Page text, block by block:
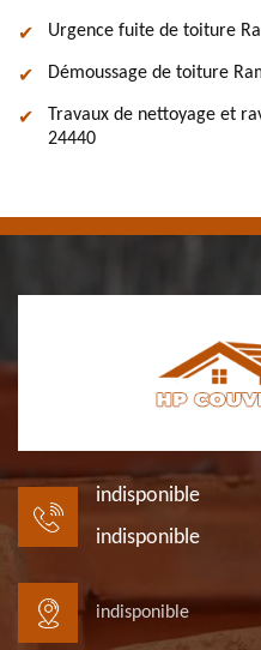
Urgence fuite de toiture
Démoussage de toiture
Travaux de nettoyage et
24440
indisponible
indisponible
indisponible